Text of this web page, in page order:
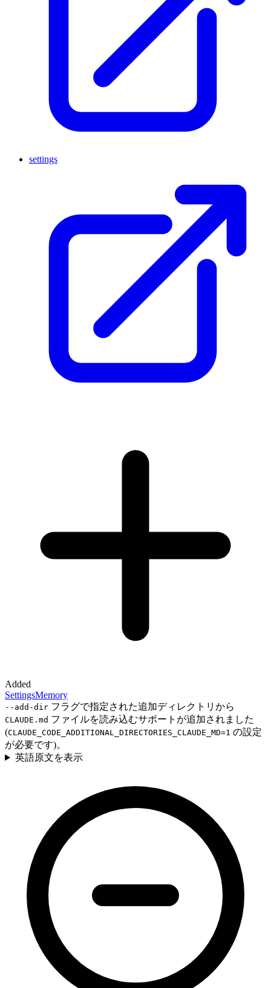
settings
Added
SettingsMemory
--add-dir フラグで指定された追加ディレクトリから
CLAUDE.md ファイルを読み込むサポートが追加されました
(CLAUDE_CODE_ADDITIONAL_DIRECTORIES_CLAUDE_MD=1 の設定
が必要です)。
英語原文を表示